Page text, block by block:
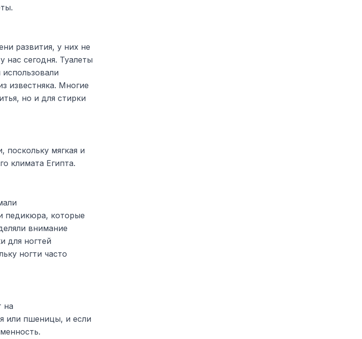
развития, у них не
нас сегодня. Туалеты
известняка. Многие
но и для стирки
поскольку мягкая и
климата Египта.
педикюра, которые
внимание
для ногтей
ногти часто
на
или пшеницы, и если